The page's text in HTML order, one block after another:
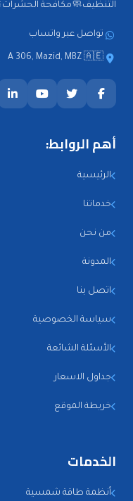
التنظيف🧼مكافحة
تواصل عبر واتساب
A 306, Mazid, MBZ 🇦🇪
أهم الروابط:
الرئيسية
خدماتنا
من نحن
المدونة
اتصل بنا
سياسة الخصوصية
الأسئلة الشائعة
جداول الاسعار
خريطة الموقع
الخدمات
أنظمة طاقة شمسية